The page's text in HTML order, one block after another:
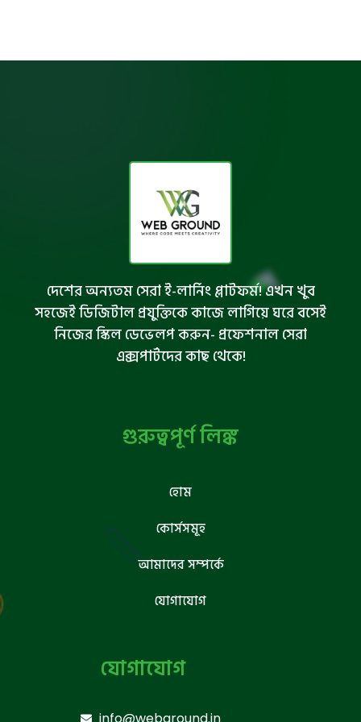
দেশের অন্যতম সেরা ই-লার্নিং প্লাটফর্ম! এখন খুব
সহজেই ডিজিটাল প্রযুক্তিকে কাজে লাগিয়ে ঘরে বসেই
নিজের স্কিল ডেভেলপ করুন- প্রফেশনাল সেরা
এক্সপার্টদের কাছ থেকে!
গুরুত্বপূর্ণ লিঙ্ক
হোম
কোর্সসমূহ
আমাদের সম্পর্কে
যোগাযোগ
যোগাযোগ